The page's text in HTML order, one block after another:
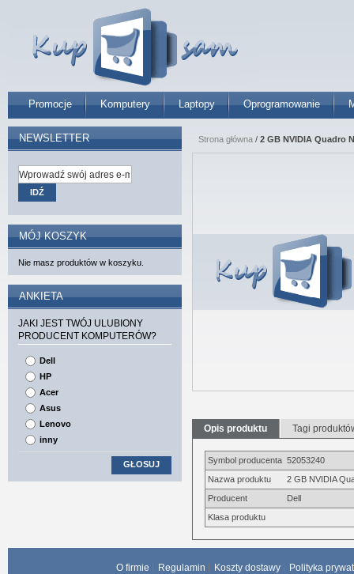
Promocje Komputery Laptopy Oprogramowanie
Strona główna / 2 GB NVIDIA Quadro
Opis produktu Tagi
Symbol producenta 52053240
Nazwa produktu
2 GB NVIDIA
Producent
Dell
Klasa produktu
NEWSLETTER
IDŹ
MÓJ KOSZYK
Nie masz produktów w koszyku.
ANKIETA
JAKI JEST TWÓJ ULUBIONY
PRODUCENT KOMPUTERÓW?
Dell
HP
Acer
Asus
Lenovo
inny
GŁOSUJ
O firmie Regulamin Koszty dostawy Polityka